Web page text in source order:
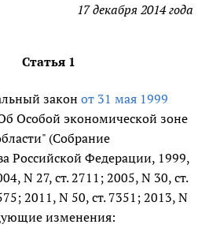
17 декабря 2014 года
Статья 1
закон от 31 мая 1999
Особой экономической зоне
(Собрание
Российской Федерации, 1999,
N 27, ст. 2711; 2005, N 30, ст.
2011, N 50, ст. 7351; 2013, N
изменения: